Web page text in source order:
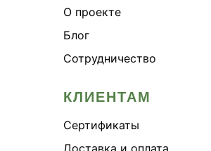
О проекте
Блог
Сотрудничество
КЛИЕНТАМ
Сертификаты
Доставка и оплата